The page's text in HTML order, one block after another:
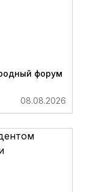
форум
08.08.2026